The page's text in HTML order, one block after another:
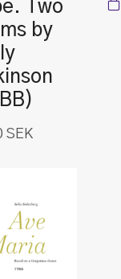
Two
by
SEK